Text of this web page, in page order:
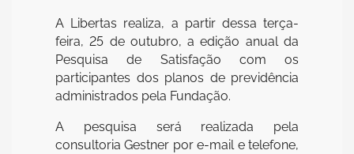
A Libertas realiza, a partir dessa terça-
feira, 25 de outubro, a edição anual da
Pesquisa de Satisfação com os
participantes dos planos de previdência
administrados pela Fundação.
A pesquisa será realizada pela
consultoria Gestner por e-mail e telefone,